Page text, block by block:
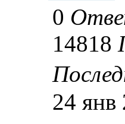
0
14818
24 янв